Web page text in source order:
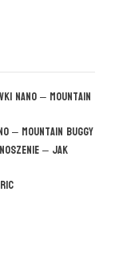
Nano – Mountain
– Mountain Buggy
– jak